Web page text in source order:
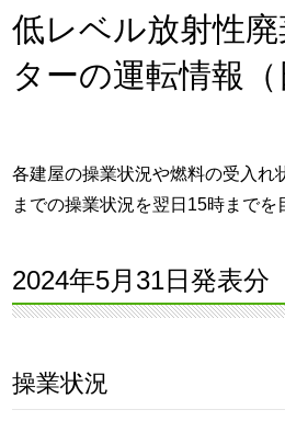
低レベル放射性
ターの運転情報（
各建屋の操業状況や燃料の受入れ
までの操業状況を翌日15時までを
2024年5月31日発表分
操業状況